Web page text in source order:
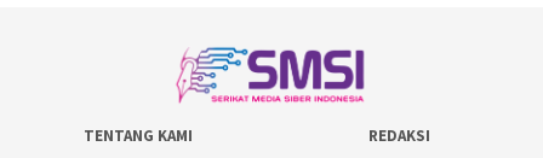
TENTANG KAMI
REDAKSI